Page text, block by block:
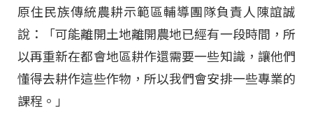
原住民族傳統農耕示範區輔導團隊負責人陳誼誠
說：「可能離開土地離開農地已經有一段時間，所
以再重新在都會地區耕作還需要一些知識，讓他們
懂得去耕作這些作物，所以我們會安排一些專業的
課程。」